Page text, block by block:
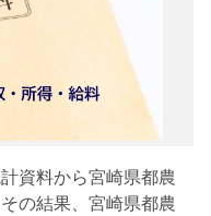
資料から宮崎県都農
の結果、宮崎県都農